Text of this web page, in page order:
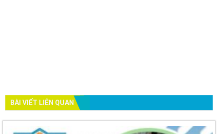
BÀI VIẾT LIÊN QUAN